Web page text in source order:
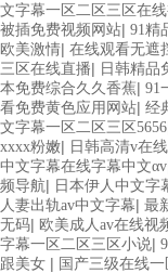
文字幕一区二区三区在
被插免费视频网站| 91精
欧美激情| 在线观看无遮
三区在线直播| 日韩精品
本免费综合久久香蕉| 91
看免费黄色应用网站| 经
文字幕一区二区三区5656
xxxx粉嫩| 日韩高清v在
中文字幕在线字幕中文αv
频导航| 日本伊人中文字
人妻出轨av中文字幕| 最
无码| 欧美成人av在线视
字幕一区二区三区小说|
跟美女 | 国产三级在线